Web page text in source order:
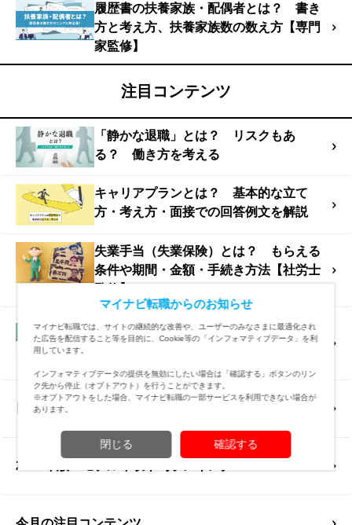
履歴書の扶養家族・配偶者とは？ 書き
方と考え方、扶養家族数の数え方【専門
家監修】
注目コンテンツ
「静かな退職」とは？ リスクもあ
る？ 働き方を考える
キャリアプランとは？ 基本的な立て
方・考え方・面接での回答例文を解説
失業手当（失業保険）とは？ もらえる
条件や期間・金額・手続き方法【社労士
【4コマ漫画byしろやぎ秋吾】第132
話 気まずい。｜新入社員だった頃の怖
日本の平均年収はいくら？
2025年版 モデル年収平均ランキング
マイナビ転職からのお知らせ
マイナビ転職では、サイトの継続的な改善や、ユーザーのみなさまに最適化され
た広告を配信すること等を目的に、Cookie等の「インフォマティブデータ」を利
用しています。
インフォマティブデータの提供を無効にしたい場合は「確認する」ボタンのリン
ク先から停止（オプトアウト）を行うことができます。
※オプトアウトをした場合、マイナビ転職の一部サービスを利用できない場合が
あります。
閉じる 確認する